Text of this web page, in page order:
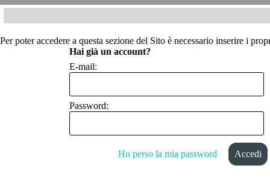
Per poter accedere a questa sezione del Sito è necessario inserire i
Hai già un account?
E-mail:
Password:
Ho perso la mia password